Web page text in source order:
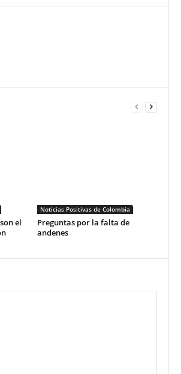
el
Noticias Positivas de Colombia
Preguntas por la falta de
andenes